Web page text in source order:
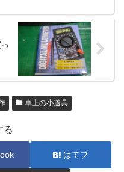
卓上の小道具
る
はてブ